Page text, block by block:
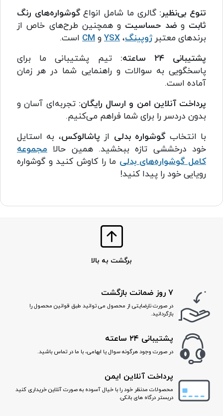
تنوع بی‌نظیر: گالری ما شامل انواعگوشواره‌های رنگ
ثابت وضد حساسیت و همچنین طرح‌های خاص از
برندهای معتبرژوپینگ، YSX و CM است.
پشتیبانی ۲۴ ساعته:
تیم پشتیبانی ما برای
پاسخگویی به سوالات و راهنمایی شما در هر زمان
آماده است.
پرداخت آنلاین امن و ارسال رایگان: تجربه‌ای آسان و
بدون دردسر را برای شما فراهم می‌کنیم.
با انتخابگوشواره بدلی از پاشالوکس، به استایل
خود درخششی تازه ببخشید. همین حالا مجموعه
کامل گوشواره‌های بدلی ما را کاوش کنید و گوشواره
رویایی خود را پیدا کنید!
برگشت به بالا
۷ روز ضمانت بازگشت
در صورت نارضایتی از محصول می توانید طبق قوانین محصول را
بازگردانید.
پشتیبانی ۲۴ ساعته
در صورت وجود هرگونه سوال یا ابهامی، با ما در تماس باشید.
پرداخت آنلاین ایمن
محصولات مدنظر خود را با خیال آسوده به صورت آنلاین خریداری کنید
دربستر درگاه های بانکی.